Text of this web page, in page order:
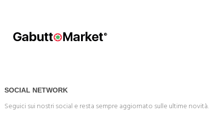
SOCIAL NETWORK
Seguici sui nostri social e resta sempre aggiornato sulle ultime novità.